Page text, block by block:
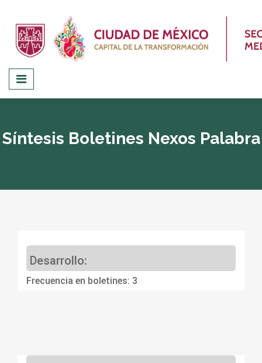
Síntesis Boletines Nexos Palabra
Desarrollo:
Frecuencia en boletines: 3